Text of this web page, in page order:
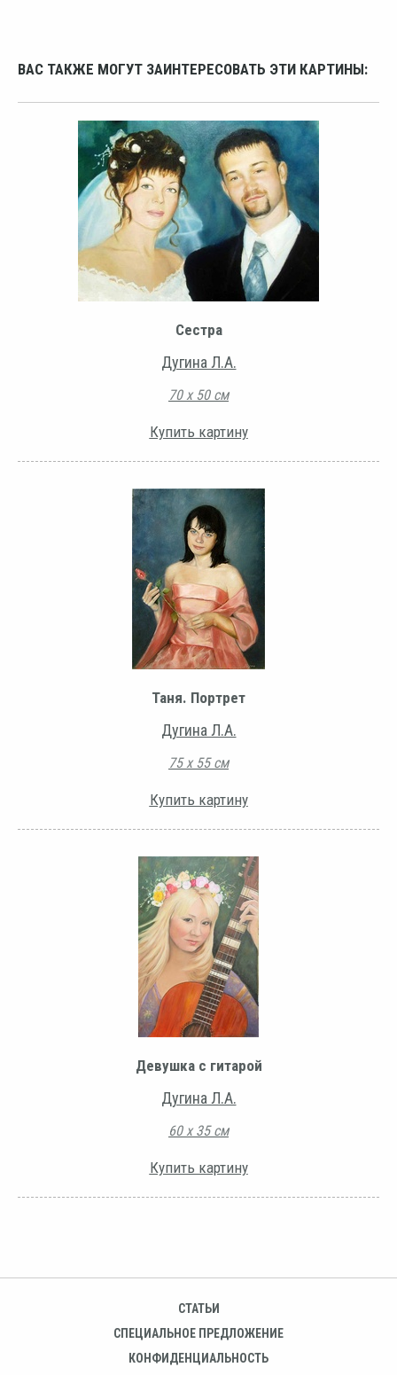
ВАС ТАКЖЕ МОГУТ ЗАИНТЕРЕСОВАТЬ ЭТИ КАРТИНЫ:
Сестра
Дугина Л.А.
70 х 50 см
Купить картину
Таня. Портрет
Дугина Л.А.
75 х 55 см
Купить картину
Девушка с гитарой
Дугина Л.А.
60 х 35 см
Купить картину
СТАТЬИ
СПЕЦИАЛЬНОЕ ПРЕДЛОЖЕНИЕ
КОНФИДЕНЦИАЛЬНОСТЬ